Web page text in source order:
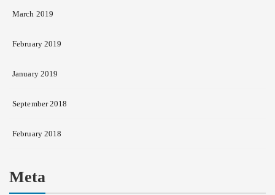
March 2019
February 2019
January 2019
September 2018
February 2018
Meta